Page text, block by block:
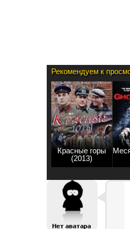
Рекомендуем к
Красные горы
(2013)